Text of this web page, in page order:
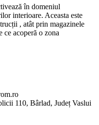
în domeniul
interioare. Aceasta este
, atât prin magazinele
ce acoperă o zona
110, Bârlad, Județ Vaslui